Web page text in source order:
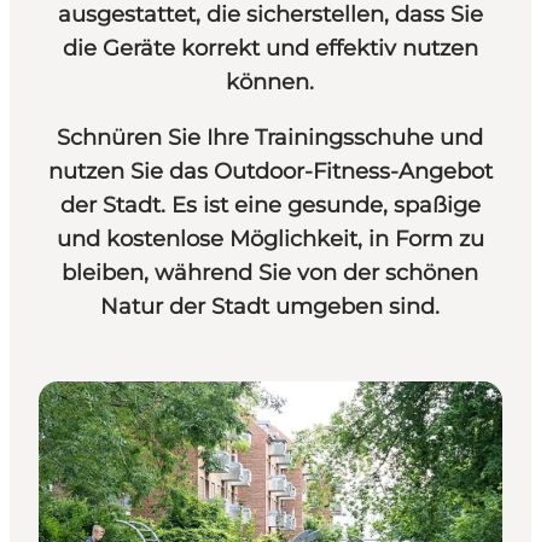
ausgestattet, die sicherstellen, dass Sie
die Geräte korrekt und effektiv nutzen
können.
Schnüren Sie Ihre Trainingsschuhe und
nutzen Sie das Outdoor-Fitness-Angebot
der Stadt. Es ist eine gesunde, spaßige
und kostenlose Möglichkeit, in Form zu
bleiben, während Sie von der schönen
Natur der Stadt umgeben sind.